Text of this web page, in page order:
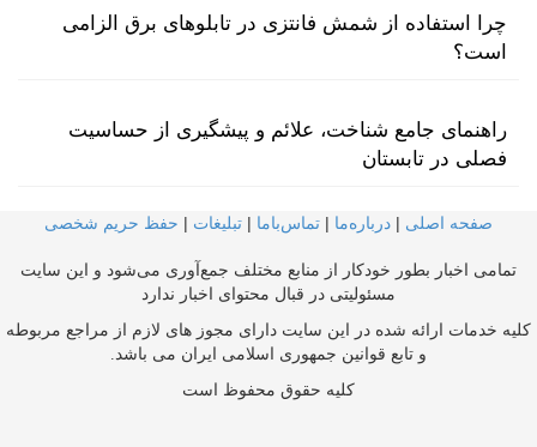
چرا استفاده از شمش فانتزی در تابلوهای برق الزامی
است؟
راهنمای جامع شناخت، علائم و پیشگیری از حساسیت
فصلی در تابستان
صفحه اصلی | درباره‌ما | تماس‌با‌ما | تبلیغات | حفظ حریم شخصی
تمامی اخبار بطور خودکار از منابع مختلف جمع‌آوری می‌شود و این سایت
مسئولیتی در قبال محتوای اخبار ندارد
کلیه خدمات ارائه شده در این سایت دارای مجوز های لازم از مراجع مربوطه
و تابع قوانین جمهوری اسلامی ایران می باشد.
کلیه حقوق محفوظ است